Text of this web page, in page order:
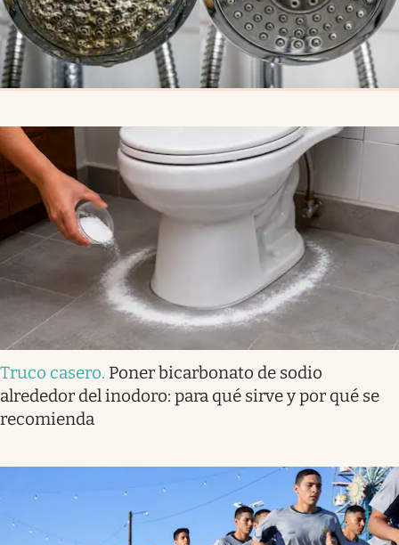
Truco casero. Poner bicarbonato de sodio
alrededor del inodoro: para qué sirve y por qué se
recomienda